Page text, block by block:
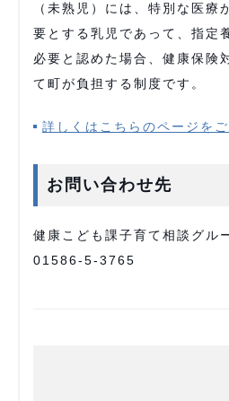
（未熟児）には、特別な医療
要とする乳児であって、指定
必要と認めた場合、健康保険
て町が負担する制度です。
詳しくはこちらのページをご
お問い合わせ先
健康こども課子育て相談グル
01586-5-3765